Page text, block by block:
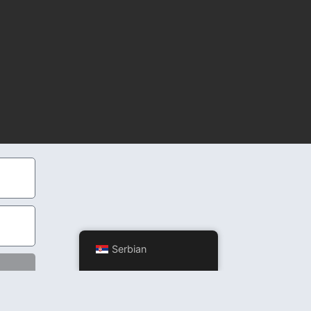
Serbian